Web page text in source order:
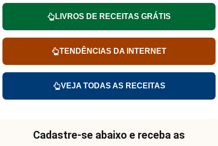
LIVROS DE RECEITAS GRÁTIS
TENDÊNCIAS DA INTERNET
VEJA TODAS AS RECEITAS
Cadastre-se abaixo e receba as